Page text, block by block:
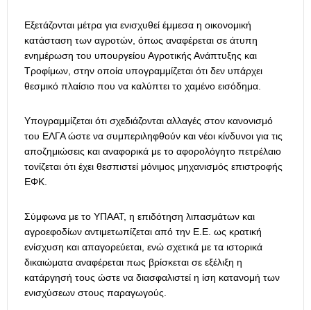
Εξετάζονται μέτρα για ενισχυθεί έμμεσα η οικονομική
κατάσταση των αγροτών, όπως αναφέρεται σε άτυπη
ενημέρωση του υπουργείου Αγροτικής Ανάπτυξης και
Τροφίμων, στην οποία υπογραμμίζεται ότι δεν υπάρχει
θεσμικό πλαίσιο που να καλύπτει το χαμένο εισόδημα.
Υπογραμμίζεται ότι σχεδιάζονται αλλαγές στον κανονισμό
του ΕΛΓΑ ώστε να συμπεριληφθούν και νέοι κίνδυνοι για τις
αποζημιώσεις και αναφορικά με το αφορολόγητο πετρέλαιο
τονίζεται ότι έχει θεσπιστεί μόνιμος μηχανισμός επιστροφής
ΕΦΚ.
Σύμφωνα με το ΥΠΑΑΤ, η επιδότηση λιπασμάτων και
αγροεφοδίων αντιμετωπίζεται από την Ε.Ε. ως κρατική
ενίσχυση και απαγορεύεται, ενώ σχετικά με τα ιστορικά
δικαιώματα αναφέρεται πως βρίσκεται σε εξέλιξη η
κατάργησή τους ώστε να διασφαλιστεί η ίση κατανομή των
ενισχύσεων στους παραγωγούς.